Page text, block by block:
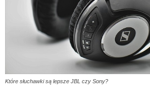
Które słuchawki są lepsze JBL czy Sony?